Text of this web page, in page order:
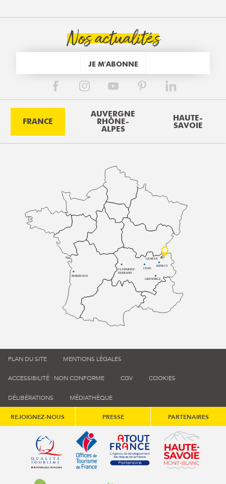
Nos actualités
JE M'ABONNE
FRANCE
AUVERGNE
RHÔNE-
ALPES
HAUTE-
SAVOIE
BORDEAUX
CLERMONT-
FERRAND
LYON
ANNECY
GRENOBLE
GENÈVE
PLAN DU SITE MENTIONS LÉGALES
ACCESSIBILITÉ : NON CONFORME CGV COOKIES
DÉLIBÉRATIONS MÉDIATHÈQUE
REJOIGNEZ-NOUS PRESSE PARTENAIRES
Qualité tourisme (s'ouvre dans une nouvelle fenêtre)
Office de tourisme de France (s'ouvre
Atout France (s'ouvre dans